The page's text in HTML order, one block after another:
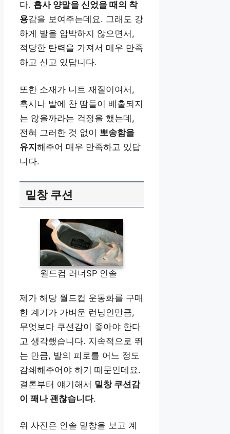
다. 흡사 양말을 신었을 때의 착
용감을 보여주는데요. 그래도 강
하게 발을 압박하지 않으면서,
적당한 탄력을 가져서 매우 만족
하고 신고 있답니다.
또한 소재가 니트 재질이여서,
혹시나 발에 찬 땀들이 배출되지
는 않을까라는 걱정을 했는데,
전혀 그러한 것 없이 뽀송함을
유지해주어 매우 만족하고 있답
니다.
밑창 쿠션
월드컵 러너SP 인솔
제가 해당 월드컵 운동화를 구매
한 계기가 가벼운 런닝인만큼,
무엇보다 쿠션감이 좋아야 한다
고 생각했습니다. 지속적으로 뛰
는 만큼, 발의 피로를 어느 정도
감쇄해주어야 하기 때문인데요.
결론부터 얘기해서 밑창 쿠션감
이 꽤나 괜찮습니다.
위 사진은 인솔 밑창을 보고 계